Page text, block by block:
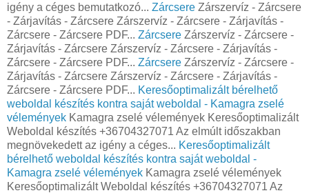
igény a céges bemutatkozó... Zárcsere Zárszervíz - Zárcsere
- Zárjavítás - Zárcsere Zárszervíz - Zárcsere - Zárjavítás -
Zárcsere - Zárcsere PDF... Zárcsere Zárszervíz - Zárcsere -
Zárjavítás - Zárcsere Zárszervíz - Zárcsere - Zárjavítás -
Zárcsere - Zárcsere PDF... Zárcsere Zárszervíz - Zárcsere -
Zárjavítás - Zárcsere Zárszervíz - Zárcsere - Zárjavítás -
Zárcsere - Zárcsere PDF... Keresőoptimalizált bérelhető
weboldal készítés kontra saját weboldal - Kamagra zselé
vélemények Kamagra zselé vélemények Keresőoptimalizált
Weboldal készítés +36704327071 Az elmúlt időszakban
megnövekedett az igény a céges... Keresőoptimalizált
bérelhető weboldal készítés kontra saját weboldal -
Kamagra zselé vélemények Kamagra zselé vélemények
Keresőoptimalizált Weboldal készítés +36704327071 Az